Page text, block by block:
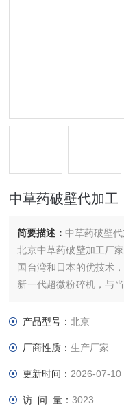
中草药破壁代加工
简要描述：中草药破壁
北京中草药破壁加工厂
国台湾和日本的优技术
新一代超微粉碎机，与
产品型号：北京
厂商性质：生产厂家
更新时间： 2026-07-10
访 问 量：3023